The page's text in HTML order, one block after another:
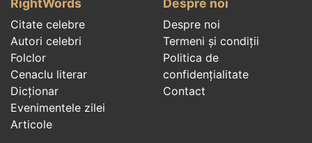
Citate celebre
Autori celebri
Folclor
Cenaclu literar
Dicționar
Evenimentele zilei
Articole
Despre noi
Termeni și condiții
Politica de
confidenţialitate
Contact